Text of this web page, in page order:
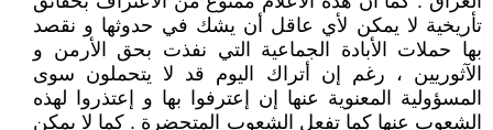
تأريخية لا يمكن لأي عاقل أن يشك في حدوثها و نقصد
بها حملات الأبادة الجماعية التي نفذت بحق الأرمن و
الآثوريين ، رغم إن أتراك اليوم قد لا يتحملون سوى
المسؤولية المعنوية عنها إن إعترفوا بها و إعتذروا لهذه
الشعوب عنها كما تفعل الشعوب المتحضرة . كما لا يمكن